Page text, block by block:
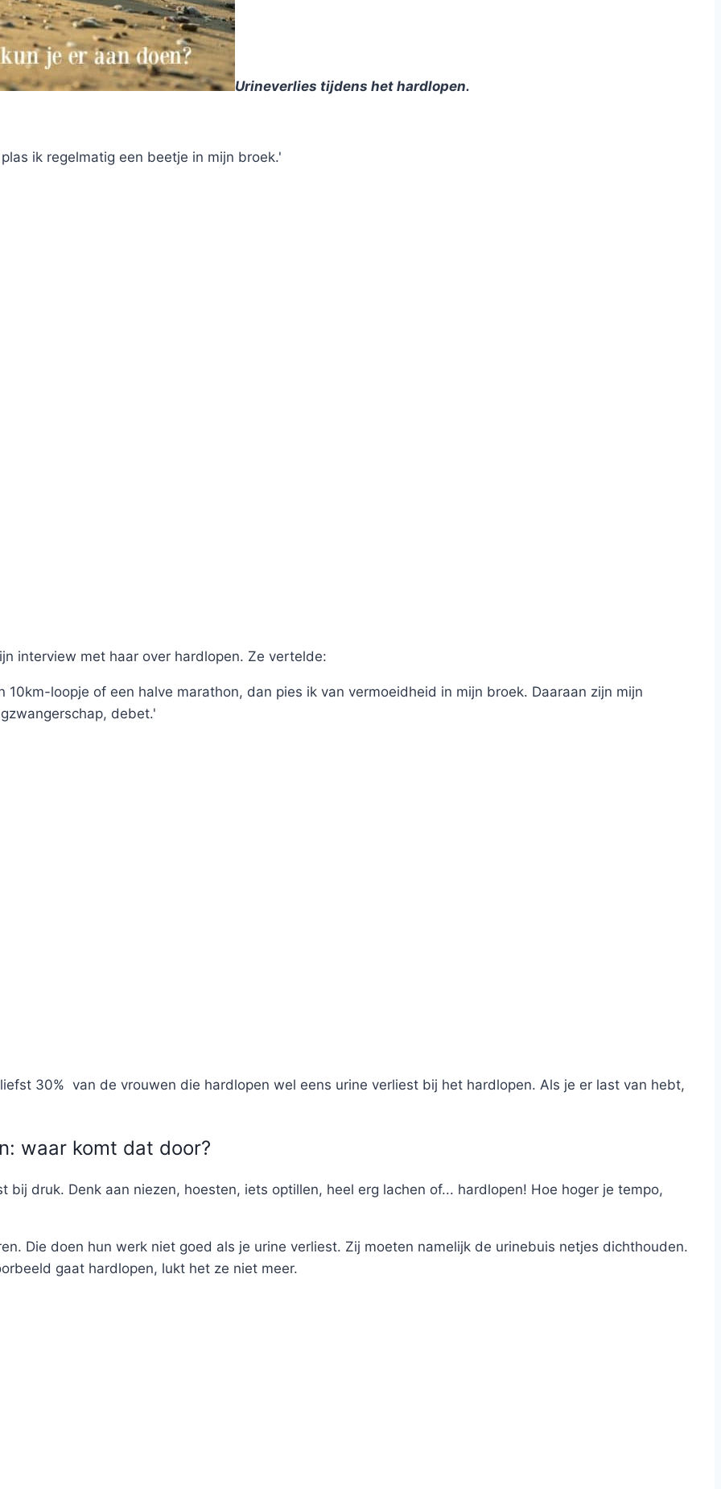
Urineverlies tijdens het hardlopen.
ik regelmatig een beetje in mijn broek.'
interview met haar over hardlopen. Ze vertelde:
loopje of een halve marathon, dan pies ik van vermoeidheid in mijn broek. Daaraan zijn mijn
debet.'
30% van de vrouwen die hardlopen wel eens urine verliest bij het hardlopen. Als je er last van hebt,
waar komt dat door?
bij druk. Denk aan niezen, hoesten, iets optillen, heel erg lachen of... hardlopen! Hoe hoger je tempo,
Die doen hun werk niet goed als je urine verliest. Zij moeten namelijk de urinebuis netjes dichthouden.
gaat hardlopen, lukt het ze niet meer.